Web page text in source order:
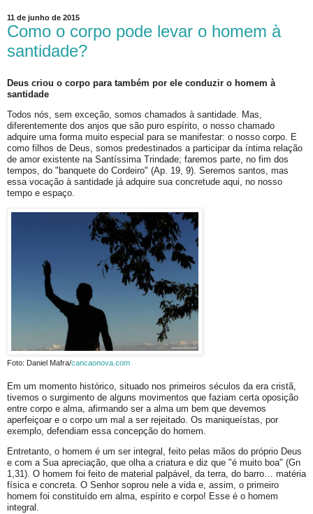
11 de junho de 2015
Como o corpo pode levar o homem à
santidade?
Deus criou o corpo para também por ele conduzir o homem à
santidade
Todos nós, sem exceção, somos chamados à santidade. Mas,
diferentemente dos anjos que são puro espírito, o nosso chamado
adquire uma forma muito especial para se manifestar: o nosso corpo. E
como filhos de Deus, somos predestinados a participar da íntima relação
de amor existente na Santíssima Trindade; faremos parte, no fim dos
tempos, do "banquete do Cordeiro" (Ap. 19, 9). Seremos santos, mas
essa vocação à santidade já adquire sua concretude aqui, no nosso
tempo e espaço.
Foto: Daniel Mafra/cancaonova.com
Em um momento histórico, situado nos primeiros séculos da era cristã,
tivemos o surgimento de alguns movimentos que faziam certa oposição
entre corpo e alma, afirmando ser a alma um bem que devemos
aperfeiçoar e o corpo um mal a ser rejeitado. Os maniqueístas, por
exemplo, defendiam essa concepção do homem.
Entretanto, o homem é um ser integral, feito pelas mãos do próprio Deus
e com a Sua apreciação, que olha a criatura e diz que "é muito boa" (Gn
1,31). O homem foi feito de material palpável, da terra, do barro… matéria
física e concreta. O Senhor soprou nele a vida e, assim, o primeiro
homem foi constituído em alma, espírito e corpo! Esse é o homem
integral.